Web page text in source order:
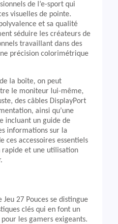
de l’e-sport qui
visuelles de pointe.
et sa qualité
séduire les créateurs de
travaillant dans des
précision colorimétrique
la boîte, on peut
le moniteur lui-même,
des câbles DisplayPort
ainsi qu’une
incluant un guide de
informations sur la
ces accessoires essentiels
et une utilisation
27 Pouces se distingue
clés qui en font un
les gamers exigeants.